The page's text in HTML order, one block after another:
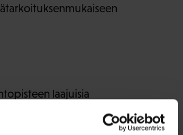
laajuisia
parantaa koulutusten